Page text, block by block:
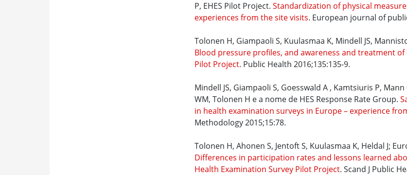
P, EHES Pilot Project. Standardization of physical
experiences from the site visits. European journal of
Tolonen H, Giampaoli S, Kuulasmaa K, Mindell JS,
Blood pressure profiles, and awareness and treatment
Pilot Project. Public Health 2016;135:135-9.
Mindell JS, Giampaoli S, Goesswald A , Kamtsiuris P,
WM, Tolonen H e a nome de HES Response Rate Group.
in health examination surveys in Europe – experience
Methodology 2015;15:78.
Tolonen H, Ahonen S, Jentoft S, Kuulasmaa K, Heldal J;
Differences in participation rates and lessons learned
Health Examination Survey Pilot Project. Scand J Public